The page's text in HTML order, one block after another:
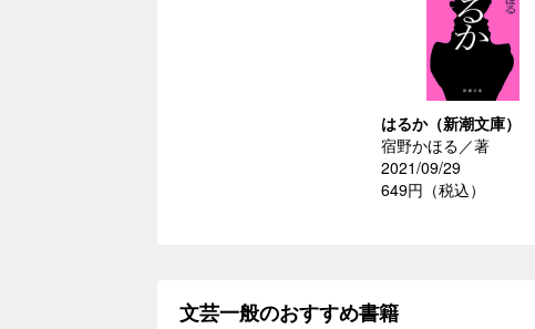
はるか（新潮文庫）
宿野かほる／著
2021/09/29
649円（税込）
文芸一般のおすすめ書籍